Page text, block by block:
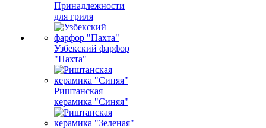
Принадлежности
для гриля
Узбекский фарфор
"Пахта"
Риштанская
керамика "Синяя"